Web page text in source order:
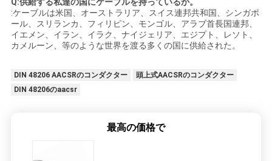
Q:供給する私達の国にケーブルを持っているか。
:ケーブルは米国、オーストラリア、スイス連邦共和国、シンガポ
ール、スリランカ、フィリピン、モンゴル、アラブ首長国連邦、
イエメン、イラン、イラク、ナイジェリア、エジプト、レソト、
カメルーン、等のような世界を渡る多くの国に供給された。
DIN 48206 AACSRのコンダクター
頭上式AACSRのコンダクター
DIN 48206のaacsr
最高の価格で